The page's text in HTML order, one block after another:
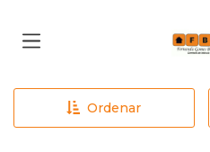
Ordenar